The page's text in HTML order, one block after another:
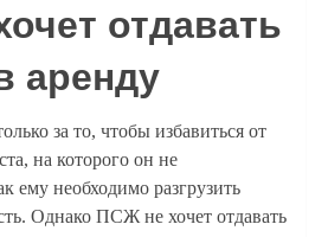
отдавать
аренду
за то, чтобы избавиться от
на которого он не
ему необходимо разгрузить
Однако ПСЖ не хочет отдавать